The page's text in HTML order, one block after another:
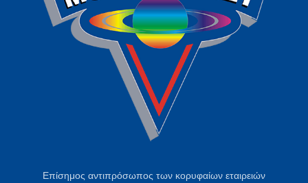
Επίσημος αντιπρόσωπος των κορυφαίων εταιρειών